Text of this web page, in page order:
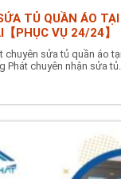
TỦ QUẦN ÁO
【PHỤC VỤ 24/24】
chuyên sửa tủ quần áo
Phát chuyên nhận sửa